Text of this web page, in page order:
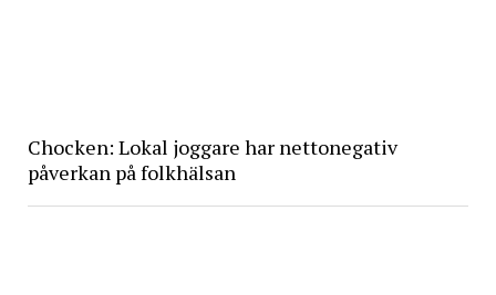
Chocken: Lokal joggare har nettonegativ
påverkan på folkhälsan